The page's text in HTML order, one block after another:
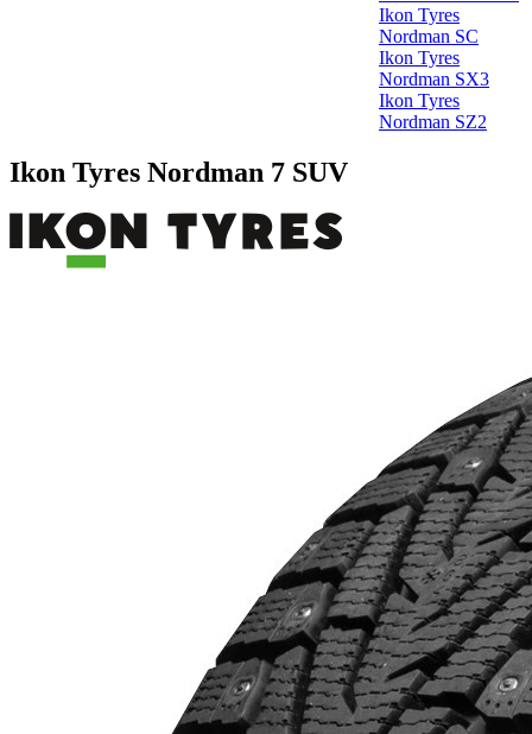
Ikon Tyres
Nordman SC
Ikon Tyres
Nordman SX3
Ikon Tyres
Nordman SZ2
Ikon Tyres Nordman 7 SUV